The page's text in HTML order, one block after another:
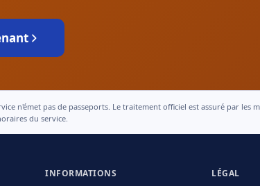
n'émet pas de passeports. Le traitement officiel est assuré par les
du service.
INFORMATIONS LÉGAL